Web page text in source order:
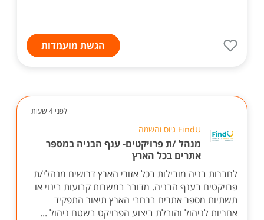
הגשת מועמדות
לפני 4 שעות
FindU גיוס והשמה
מנהל /ת פרויקטים- ענף הבניה במספר
אתרים בכל הארץ
לחברות בניה מובילות בכל אזורי הארץ דרושים מנהלי/ת
פרויקטים בענף הבניה. מדובר במשרות קבועות בינוי או
תשתיות מספר אתרים ברחבי הארץ תיאור התפקיד
אחריות לניהול והובלת ביצוע הפרויקט בשטח ניהול ...